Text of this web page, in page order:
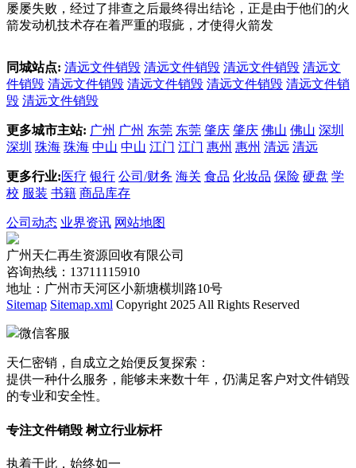
屡屡失败，经过了排查之后最终得出结论，正是由于他们的火
箭发动机技术存在着严重的瑕疵，才使得火箭发
同城站点: 清远文件销毁 清远文件销毁 清远文件销毁 清远文
件销毁 清远文件销毁 清远文件销毁 清远文件销毁 清远文件销
毁 清远文件销毁
更多城市主站: 广州 广州 东莞 东莞 肇庆 肇庆 佛山 佛山 深圳
深圳 珠海 珠海 中山 中山 江门 江门 惠州 惠州 清远 清远
更多行业: 医疗 银行 公司/财务 海关 食品 化妆品 保险 硬盘 学
校 服装 书籍 商品库存
公司动态 业界资讯 网站地图
广州天仁再生资源回收有限公司
咨询热线：13711115910
地址：广州市天河区小新塘横圳路10号
Sitemap Sitemap.xml Copyright 2025 All Rights Reserved
微信客服
天仁密销，自成立之始便反复探索：
提供一种什么服务，能够未来数十年，仍满足客户对文件销毁
的专业和安全性。
专注文件销毁 树立行业标杆
执着于此，始终如一